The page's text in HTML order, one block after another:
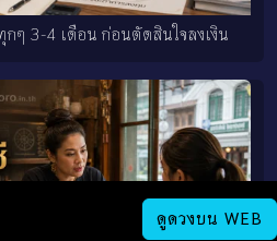
ๆ 3-4 เดือน ก่อนตัดสินใจลงเงิน
ดูดวงบน WEB